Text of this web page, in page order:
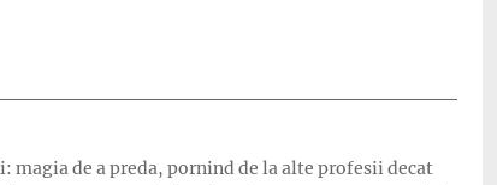
magia de a preda, pornind de la alte profesii decat